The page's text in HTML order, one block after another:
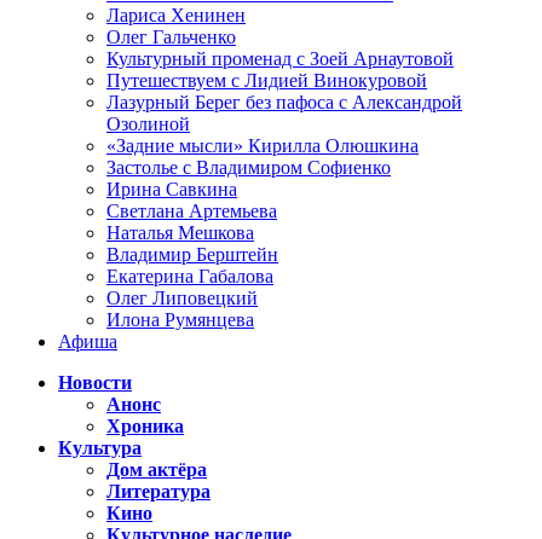
Лариса Хенинен
Олег Гальченко
Культурный променад с Зоей Арнаутовой
Путешествуем с Лидией Винокуровой
Лазурный Берег без пафоса с Александрой
Озолиной
«Задние мысли» Кирилла Олюшкина
Застолье с Владимиром Софиенко
Ирина Савкина
Светлана Артемьева
Наталья Мешкова
Владимир Берштейн
Екатерина Габалова
Олег Липовецкий
Илона Румянцева
Афиша
Новости
Анонс
Хроника
Культура
Дом актёра
Литература
Кино